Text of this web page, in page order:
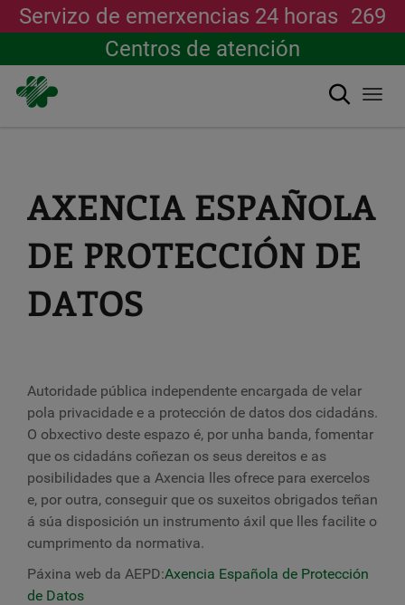
Servizo de emerxencias 24 horas 269
Centros de atención
Buscar
AXENCIA ESPAÑOLA
DE PROTECCIÓN DE
DATOS
Autoridade pública independente encargada de velar
pola privacidade e a protección de datos dos cidadáns.
O obxectivo deste espazo é, por unha banda, fomentar
que os cidadáns coñezan os seus dereitos e as
posibilidades que a Axencia lles ofrece para exercelos
e, por outra, conseguir que os suxeitos obrigados teñan
á súa disposición un instrumento áxil que lles facilite o
cumprimento da normativa.
Páxina web da AEPD:Axencia Española de Protección
de Datos